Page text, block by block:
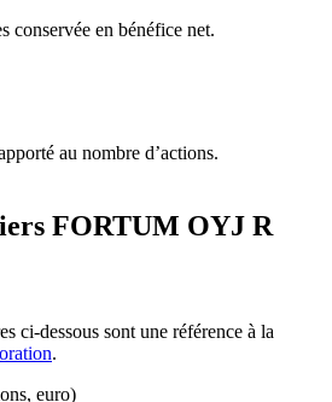
conservée en bénéfice net.
au nombre d’actions.
FORTUM OYJ R
ci-dessous sont une référence à la
.
euro)